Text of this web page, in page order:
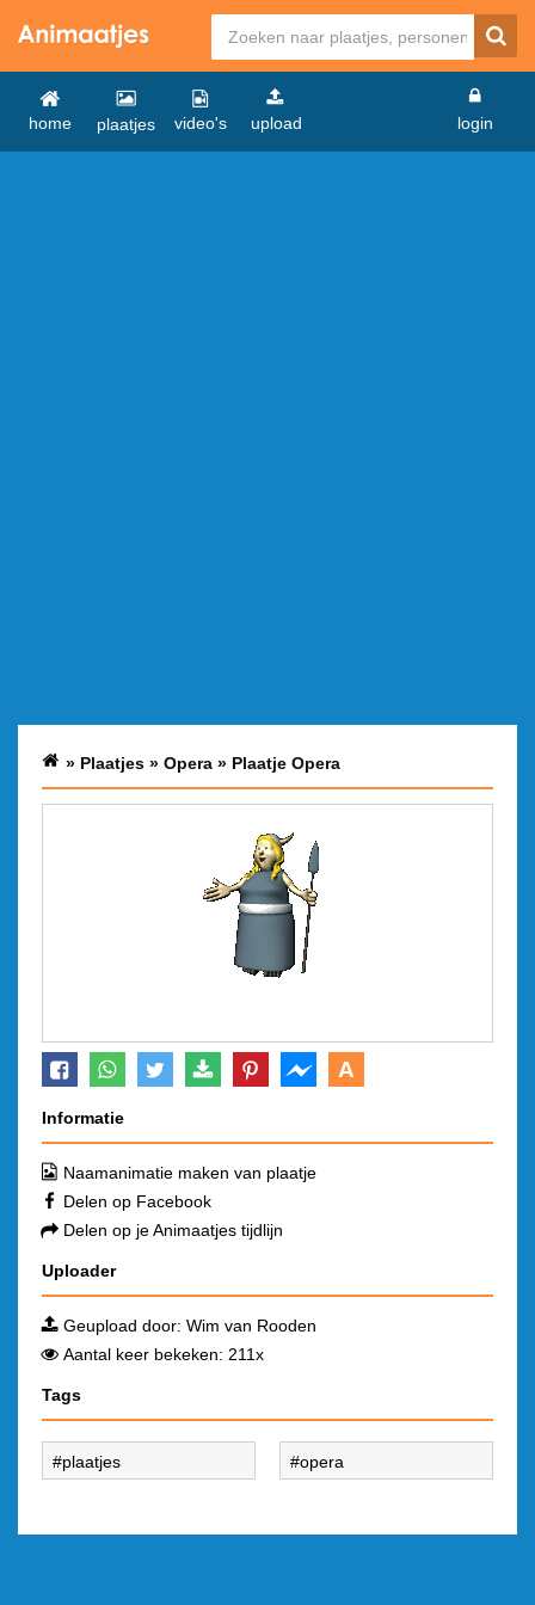
home plaatjes video's upload login
» Plaatjes » Opera » Plaatje Opera
A
Informatie
Naamanimatie maken van plaatje
Delen op Facebook
Delen op je Animaatjes tijdlijn
Uploader
Geupload door: Wim van Rooden
Aantal keer bekeken: 211x
Tags
plaatjes opera